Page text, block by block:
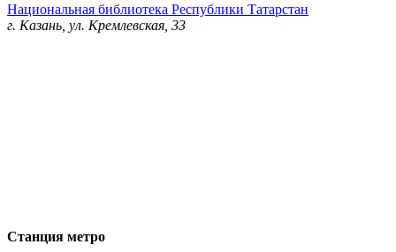
Национальная библиотека Республики Татарстан
г. Казань, ул. Кремлевская, 33
Станция метро